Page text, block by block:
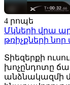
4 րոպե
Մկների վրա
թռիչքների
Տիեզերքի
խոչընդոտը
անձնակազմի